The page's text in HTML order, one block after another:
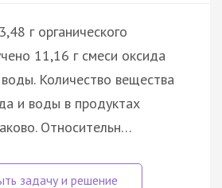
г органического
11,16 г смеси оксида
Количество вещества
и воды в продуктах
Относительн…